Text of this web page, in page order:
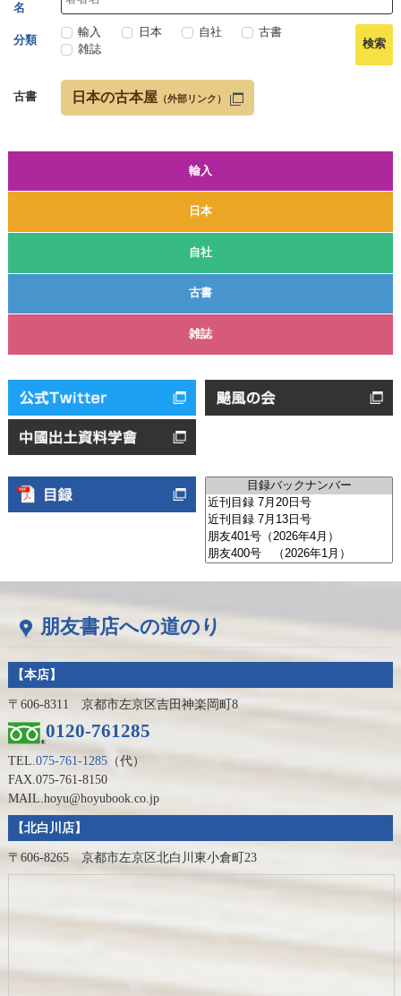
輸入
日本
自社
古書
雑誌
名
分類
輸入 日本 自社
古書
雑誌
古書 日本の古本屋 （外部リンク）
朋友書店への道のり
【本店】
〒606-8311 京都市左京区吉田神楽岡町8
0120-761285
TEL.075-761-1285（代）
FAX.075-761-8150
MAIL.hoyu@hoyubook.co.jp
【北白川店】
〒606-8265 京都市左京区北白川東小倉町23